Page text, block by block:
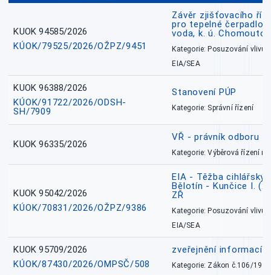
KUOK 94585/2026
KÚOK/79525/2026/OŽPZ/9451
Závěr zjišťovacího
pro tepelné čerpadlo
voda, k. ú. Chomoutov
Kategorie: Posuzování vlivů
EIA/SEA
KUOK 96388/2026
KÚOK/91722/2026/ODSH-
SH/7909
Stanovení PÚP
Kategorie: Správní řízení
KUOK 96335/2026
VŘ - právník odboru
Kategorie: Výběrová řízení
KUOK 95042/2026
KÚOK/70831/2026/OŽPZ/9386
EIA - Těžba
Bělotín - Kunčice I.
ZŘ
Kategorie: Posuzování vlivů
EIA/SEA
KUOK 95709/2026
KÚOK/87430/2026/OMPSČ/508
zveřejnění informací
Kategorie: Zákon č.106/1999